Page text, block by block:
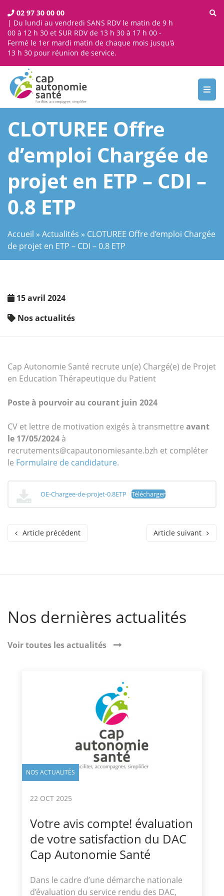
02 97 30 00 00
| Du lundi au vendredi SANS RDV le matin de 9 h
00 à 12 h 30 et SUR RDV de 13 h 30 à 17 h 00 -
Fermé le 1er mardi matin de chaque mois jusqu'à
13 h 30 pour réunion de service.
CLOTUREE Offre
d’emploi Chargée de
projet en ETP – CDI –
0.8 ETP
Accueil » Actualités » CLOTUREE Offre d’emploi Chargée
de projet en ETP – CDI – 0.8 ETP
15 avril 2024
Nos actualités
Cap Autonomie Santé recrute un(e) Chargé(e) de Projet
en Education Thérapeutique du Patient
Poste à pourvoir au courant juin 2024
CV et lettre de motivation exigés à transmettre avant
le 17/05/2024à
recrutements@capautonomiesante.bzh et compléter
le Formulaire de candidature.
OE-Chargee-de-projet-0.8ETP Télécharger
Article précédent Article suivant
Nos dernières actualités
Voir toutes les actualités
NOS ACTUALITÉS
22 OCT 2025
Votre avis compte! évaluation
de votre satisfaction du DAC
Cap Autonomie Santé
Dans le cadre d’une démarche nationale
d’évaluation du service rendu des DAC,